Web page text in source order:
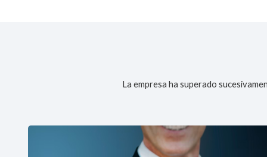
La empresa ha superado